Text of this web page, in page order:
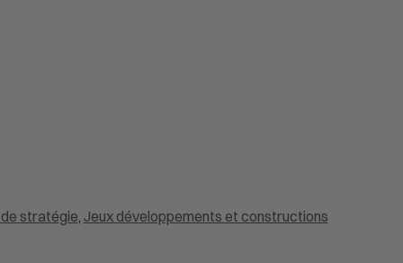
stratégie, Jeux développements et constructions